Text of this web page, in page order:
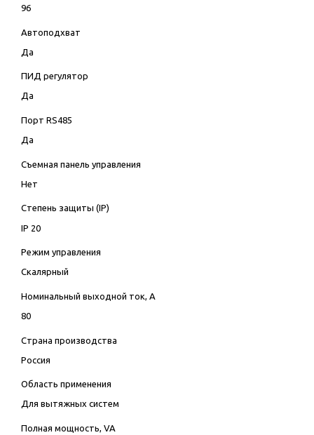
96
Автоподхват
Да
ПИД регулятор
Да
Порт RS485
Да
Съемная панель управления
Нет
Степень защиты (IP)
IP 20
Режим управления
Скалярный
Номинальный выходной ток, А
80
Страна производства
Россия
Область применения
Для вытяжных систем
Полная мощность, VA